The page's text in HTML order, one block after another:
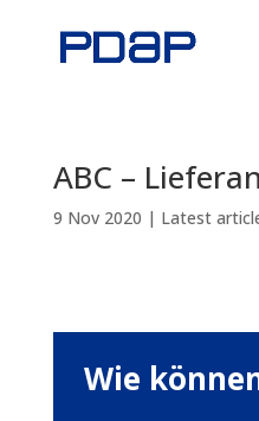
ABC –
9 Nov 2020 | Latest
Wie